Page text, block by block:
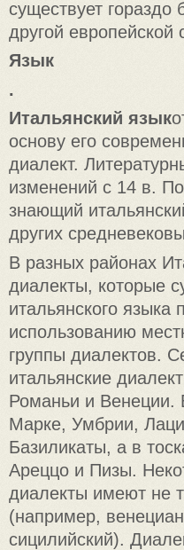
существует
другой европейской
Язык
.
Итальянский язык
основу его
диалект.
изменений с 14 в.
знающий
других
В разных районах
диалекты, которые
итальянского
использованию
группы диалектов.
итальянские
Романьи и Венеции.
Марке, Умбрии,
Базиликаты, а в
Ареццо и Пизы.
диалекты имеют не
(например,
сицилийский).